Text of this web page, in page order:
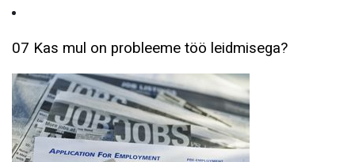
07 Kas mul on probleeme töö leidmisega?